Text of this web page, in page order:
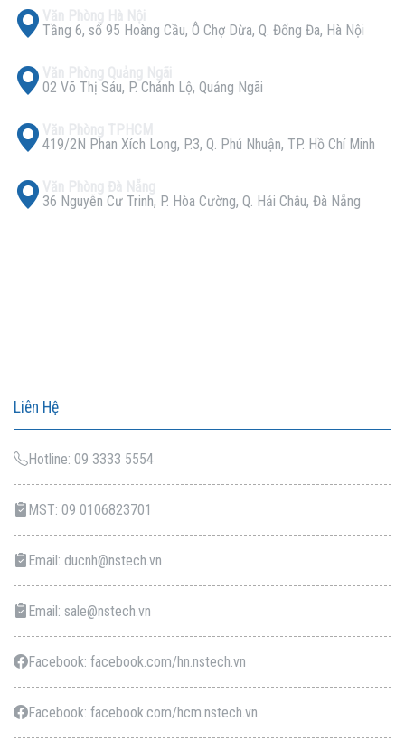
Tầng 6, số 95 Hoàng Cầu, Ô Chợ Dừa, Q. Đống Đa, Hà Nội
02 Võ Thị Sáu, P. Chánh Lộ, Quảng Ngãi
419/2N Phan Xích Long, P.3, Q. Phú Nhuận, TP. Hồ Chí Minh
36 Nguyễn Cư Trinh, P. Hòa Cường, Q. Hải Châu, Đà Nẵng
Liên Hệ
Hotline: 09 3333 5554
MST: 09 0106823701
Email: ducnh@nstech.vn
Email: sale@nstech.vn
Facebook: facebook.com/hn.nstech.vn
Facebook: facebook.com/hcm.nstech.vn